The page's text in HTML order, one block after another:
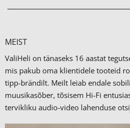
MEIST
ValiHeli on tänaseks 16 aastat
mis pakub oma klientidele tooteid
tipp-brändilt. Meilt leiab endale
muusikasõber, tõsisem Hi-Fi
tervikliku audio-video lahenduse